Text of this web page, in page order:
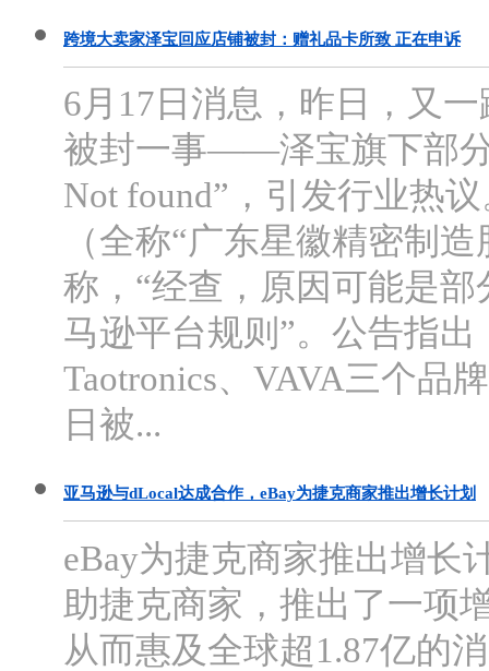
跨境大卖家泽宝回应店铺被封：赠礼品卡所致 正在申诉
6月17日消息，昨日，又
被封一事——泽宝旗下部分
Not found”，引发行业热
（全称“广东星徽精密制
称，“经查，原因可能是
马逊平台规则”。公告指出
Taotronics、VAVA三个品
日被...
亚马逊与dLocal达成合作，eBay为捷克商家推出增长计划
eBay为捷克商家推出增长
助捷克商家，推出了一项
从而惠及全球超1.87亿的